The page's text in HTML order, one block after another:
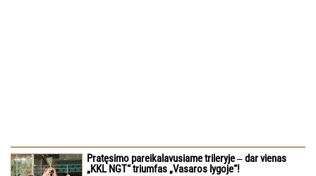
Pratęsimo pareikalavusiame trileryje ‒ dar vienas
„KKL NGT“ triumfas „Vasaros lygoje“!